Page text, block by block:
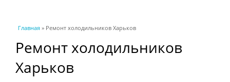
Вы здесь
Главная » Ремонт холодильников Харьков
Ремонт холодильников
Харьков